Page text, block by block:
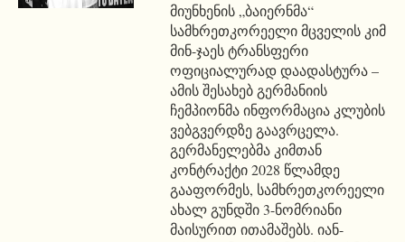
მიუნხენის „ბაიერნმა“
სამხრეთკორეელი მცველის კიმ
მინ-ჯაეს ტრანსფერი
ოფიციალურად დაადასტურა –
ამის შესახებ გერმანიის
ჩემპიონმა ინფორმაცია კლუბის
ვებგვერდზე გაავრცელა.
გერმანელებმა კიმთან
კონტრაქტი 2028 წლამდე
გააფორმეს, სამხრეთკორეელი
ახალ გუნდში 3-ნომრიანი
მაისურით ითამაშებს. იან-